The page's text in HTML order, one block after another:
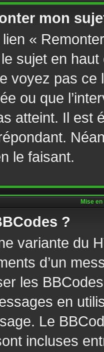
mon
«
sujet en haut
voyez pas ce
ou que
atteint. Il
le faisant.
Mise
?
variante du
d’un
les
en
Le
incluses